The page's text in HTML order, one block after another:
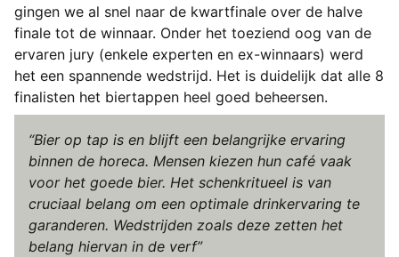
gingen we al snel naar de kwartfinale over de halve
finale tot de winnaar. Onder het toeziend oog van de
ervaren jury (enkele experten en ex-winnaars) werd
het een spannende wedstrijd. Het is duidelijk dat alle 8
finalisten het biertappen heel goed beheersen.
“Bier op tap is en blijft een belangrijke ervaring
binnen de horeca. Mensen kiezen hun café vaak
voor het goede bier. Het schenkritueel is van
cruciaal belang om een optimale drinkervaring te
garanderen. Wedstrijden zoals deze zetten het
belang hiervan in de verf”